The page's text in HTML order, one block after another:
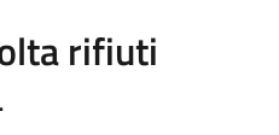
rifiuti